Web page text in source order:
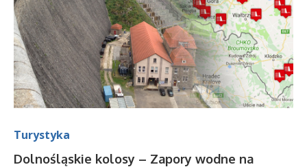
Turystyka
Dolnośląskie kolosy – Zapory wodne na